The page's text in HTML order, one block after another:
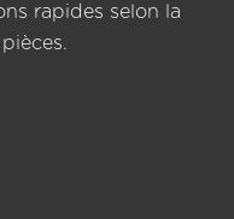
rapides selon la